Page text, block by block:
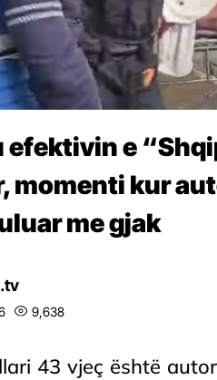
efektivin e
momenti kur
me gjak
9,638
43 vjeç është